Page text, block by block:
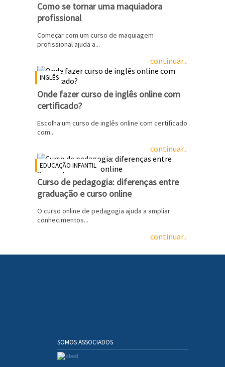
Como se tornar uma maquiadora
profissional
Começar com um curso de maquiagem
profissional ajuda a...
continuar...
INGLÊS
Onde fazer curso de inglês online com
certificado?
Escolha um curso de inglês online com certificado
com...
continuar...
EDUCAÇÃO INFANTIL
Curso de pedagogia: diferenças entre
graduação e curso online
O curso online de pedagogia ajuda a ampliar
conhecimentos...
continuar...
SOMOS ASSOCIADOS